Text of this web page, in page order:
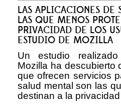
LAS APLICACIONES DE
LAS QUE MENOS
PRIVACIDAD DE LOS
ESTUDIO DE MOZILLA
Un estudio
Mozilla ha descubierto
que ofrecen servicios
salud mental son las
destinan a la